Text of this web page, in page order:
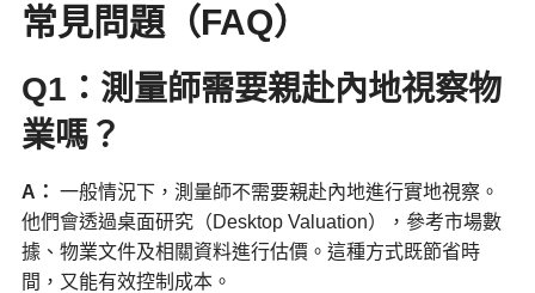
常見問題（FAQ）
Q1：測量師需要親赴內地視察物
業嗎？
A ： 一般情況下，測量師不需要親赴內地進行實地視察。
他們會透過桌面研究（Desktop Valuation），參考市場數
據、物業文件及相關資料進行估價。這種方式既節省時
間，又能有效控制成本。